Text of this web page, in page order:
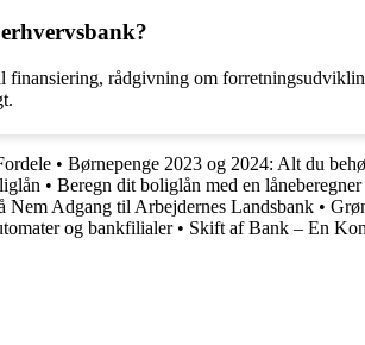
finansiering, rådgivning om
• Børnepenge 2023 og 2024: Alt du
• Beregn dit boliglån med en låneberegner
Nem Adgang til Arbejdernes Landsbank •
og bankfilialer• Skift af Bank – En